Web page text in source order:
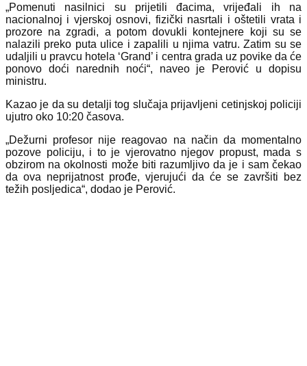
„Pomenuti nasilnici su prijetili đacima, vrijeđali ih na
nacionalnoj i vjerskoj osnovi, fizički nasrtali i oštetili vrata i
prozore na zgradi, a potom dovukli kontejnere koji su se
nalazili preko puta ulice i zapalili u njima vatru. Zatim su se
udaljili u pravcu hotela ‘Grand’ i centra grada uz povike da će
ponovo doći narednih noći“, naveo je Perović u dopisu
ministru.
Kazao je da su detalji tog slučaja prijavljeni cetinjskoj policiji
ujutro oko 10:20 časova.
„Dežurni profesor nije reagovao na način da momentalno
pozove policiju, i to je vjerovatno njegov propust, mada s
obzirom na okolnosti može biti razumljivo da je i sam čekao
da ova neprijatnost prođe, vjerujući da će se završiti bez
težih posljedica“, dodao je Perović.